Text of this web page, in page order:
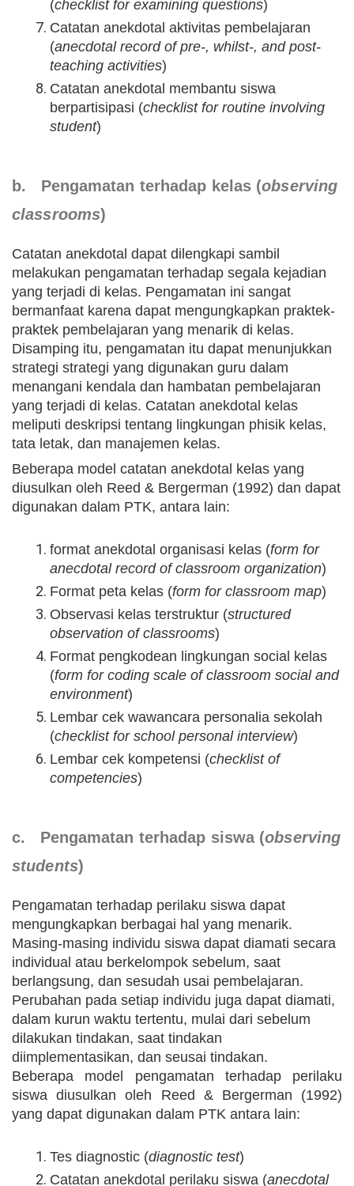
(checklist for examining questions)
Catatan anekdotal aktivitas pembelajaran
(anecdotal record of pre-, whilst-, and post-
teaching activities)
Catatan anekdotal membantu siswa
berpartisipasi (checklist for routine involving
student)
b. Pengamatan terhadap kelas (observing
classrooms)
Catatan anekdotal dapat dilengkapi sambil
melakukan pengamatan terhadap segala kejadian
yang terjadi di kelas. Pengamatan ini sangat
bermanfaat karena dapat mengungkapkan praktek-
praktek pembelajaran yang menarik di kelas.
Disamping itu, pengamatan itu dapat menunjukkan
strategi strategi yang digunakan guru dalam
menangani kendala dan hambatan pembelajaran
yang terjadi di kelas. Catatan anekdotal kelas
meliputi deskripsi tentang lingkungan phisik kelas,
tata letak, dan manajemen kelas.
Beberapa model catatan anekdotal kelas yang
diusulkan oleh Reed & Bergerman (1992) dan dapat
digunakan dalam PTK, antara lain:
format anekdotal organisasi kelas (form for
anecdotal record of classroom organization)
Format peta kelas (form for classroom map)
Observasi kelas terstruktur (structured
observation of classrooms)
Format pengkodean lingkungan social kelas
(form for coding scale of classroom social and
environment)
Lembar cek wawancara personalia sekolah
(checklist for school personal interview)
Lembar cek kompetensi (checklist of
competencies)
c. Pengamatan terhadap siswa (observing
students)
Pengamatan terhadap perilaku siswa dapat
mengungkapkan berbagai hal yang menarik.
Masing-masing individu siswa dapat diamati secara
individual atau berkelompok sebelum, saat
berlangsung, dan sesudah usai pembelajaran.
Perubahan pada setiap individu juga dapat diamati,
dalam kurun waktu tertentu, mulai dari sebelum
dilakukan tindakan, saat tindakan
diimplementasikan, dan seusai tindakan.
Beberapa model pengamatan terhadap perilaku
siswa diusulkan oleh Reed & Bergerman (1992)
yang dapat digunakan dalam PTK antara lain:
Tes diagnostic (diagnostic test)
Catatan anekdotal perilaku siswa (anecdotal